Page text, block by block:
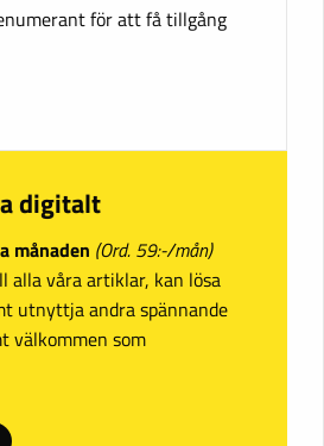
för att få tillgång
digitalt
månaden (Ord. 59:-/mån)
alla våra artiklar, kan lösa
utnyttja andra spännande
välkommen som